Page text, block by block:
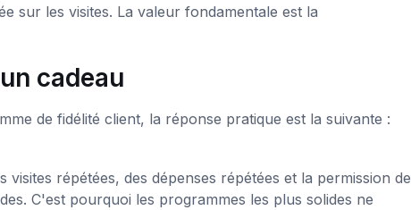
sur les visites. La valeur fondamentale est la
cadeau
de fidélité client, la réponse pratique est la suivante :
répétées, des dépenses répétées et la permission de
C'est pourquoi les programmes les plus solides ne